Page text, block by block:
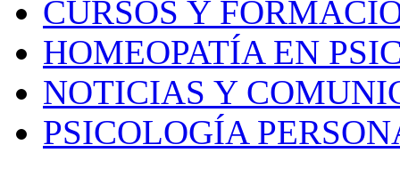
CURSOS Y
HOMEOPATÍA EN
NOTICIAS Y
PSICOLOGÍA